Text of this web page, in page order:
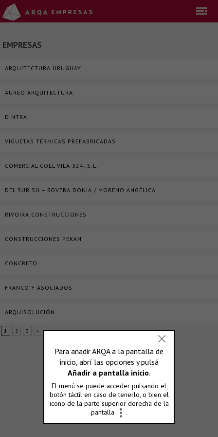
EMPRESAS
ARQUITECTURA URUGUAY
AUREO ARQUITECTURA
DINTRA
VIGUETAS TÉRMICAS PREFABRICADAS
COMERCIAL COLL VILA 324, S.L.
DEL SUR SH – ROVERA DONIA / MORENO ANGÉLICA
RIVOIRA CONSTRUCCIONES
CONSTRUCCIONES PEKAN
CONCRETO
FRANCO Y ASOCIADOS
ARQUISOLUCIÓN
1 2 3 »